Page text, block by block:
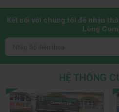
Kết nối với chúng tôi để nhận
Long
HỆ THỐNG